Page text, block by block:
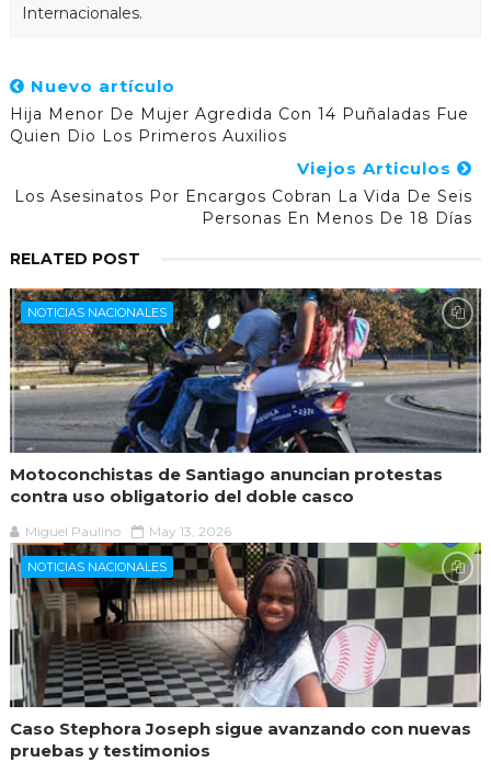
Internacionales.
Nuevo artículo
Hija Menor De Mujer Agredida Con 14 Puñaladas Fue
Quien Dio Los Primeros Auxilios
Viejos Articulos
Los Asesinatos Por Encargos Cobran La Vida De Seis
Personas En Menos De 18 Días
RELATED POST
NOTICIAS NACIONALES
Motoconchistas de Santiago anuncian protestas
contra uso obligatorio del doble casco
Miguel Paulino May 13, 2026
NOTICIAS NACIONALES
Caso Stephora Joseph sigue avanzando con nuevas
pruebas y testimonios